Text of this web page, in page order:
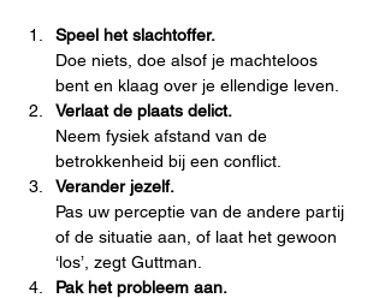
Speel het slachtoffer.
Doe niets, doe alsof je machteloos
bent en klaag over je ellendige leven.
Verlaat de plaats delict.
Neem fysiek afstand van de
betrokkenheid bij een conflict.
Verander jezelf.
Pas uw perceptie van de andere partij
of de situatie aan, of laat het gewoon
‘los’, zegt Guttman.
Pak het probleem aan.